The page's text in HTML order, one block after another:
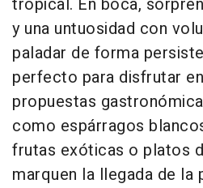
y una untuosidad con
paladar de forma
perfecto para disfrutar
propuestas
como espárragos
frutas exóticas o platos
marquen la llegada de la